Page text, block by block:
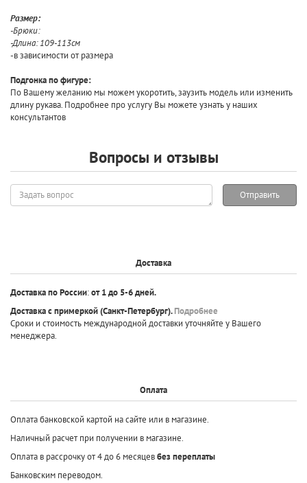
Размер:
-Брюки:
-Длина: 109-113см
-в зависимости от размера
Подгонка по фигуре:
По Вашему желанию мы можем укоротить, заузить модель или изменить
длину рукава. Подробнее про услугу Вы можете узнать у наших
консультантов
Вопросы и отзывы
Задать
вопрос
Отправить
Доставка
Доставка по России:от 1 до 5-6 дней.
Доставка с примеркой(Санкт-Петербург).Подробнее
Сроки и стоимость международной доставки уточняйте у Вашего
менеджера.
Оплата
Оплата банковской картой на сайте или в магазине.
Наличный расчет при получении в магазине.
Оплата в рассрочку от 4 до 6 месяцевбез переплаты
Банковским переводом.